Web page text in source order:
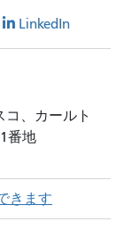
LinkedIn
、カールト
番地
きます